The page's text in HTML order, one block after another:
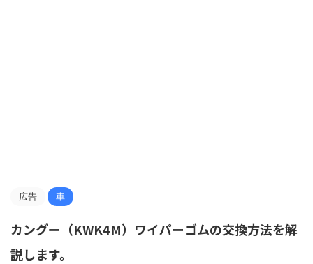
広告 車
カングー（KWK4M）ワイパーゴムの交換方法を解
説します。